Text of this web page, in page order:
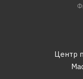
Центр